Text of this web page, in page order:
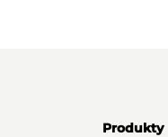
Produkty